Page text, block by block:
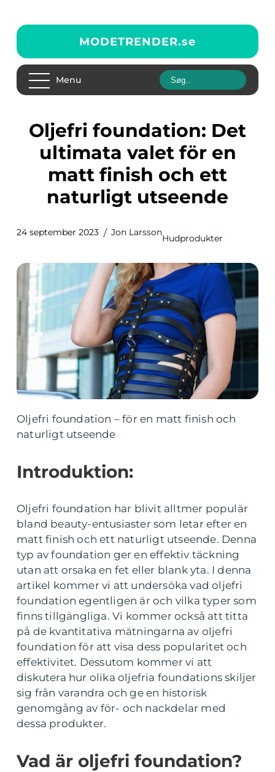
MODETRENDER.se
Menu
Oljefri foundation: Det
ultimata valet för en
matt finish och ett
naturligt utseende
24 september 2023 Jon Larsson
Hudprodukter
Oljefri foundation – för en matt finish och
naturligt utseende
Introduktion:
Oljefri foundation har blivit alltmer populär
bland beauty-entusiaster som letar efter en
matt finish och ett naturligt utseende. Denna
typ av foundation ger en effektiv täckning
utan att orsaka en fet eller blank yta. I denna
artikel kommer vi att undersöka vad oljefri
foundation egentligen är och vilka typer som
finns tillgängliga. Vi kommer också att titta
på de kvantitativa mätningarna av oljefri
foundation för att visa dess popularitet och
effektivitet. Dessutom kommer vi att
diskutera hur olika oljefria foundations skiljer
sig från varandra och ge en historisk
genomgång av för- och nackdelar med
dessa produkter.
Vad är oljefri foundation?